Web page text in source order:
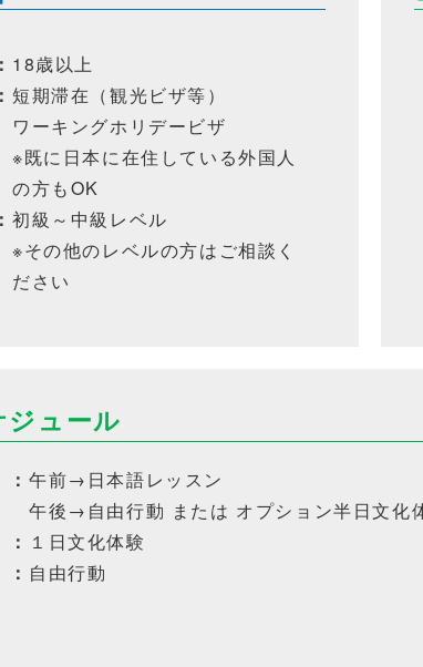
： 18歳以上
： 短期滞在（観光ビザ等）
ワーキングホリデービザ
※既に日本に在住している外国人
の方もOK
： 初級～中級レベル
※その他のレベルの方はご相談く
ださい
ュール
： 午前→日本語レッスン
午後→自由行動 または オプション半日文化
： １日文化体験
： 自由行動